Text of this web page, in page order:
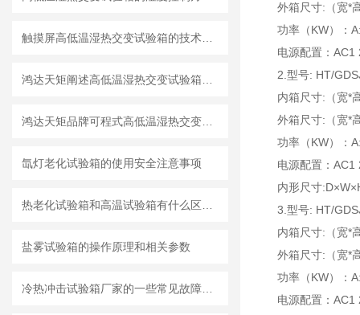
氙灯老化试验箱的使用安全注意事项
盐雾试验箱的操作原理和相关参数
外箱尺寸:（宽*
功率（KW）：
电源配置：AC1
2.型号: HT/
内箱尺寸:（宽*
外箱尺寸:（宽*
功率（KW）：
电源配置：
内形尺寸
3.型号: HT/
内箱尺寸:（宽*
外箱尺寸:（宽*
功率（KW）：
电源配置：